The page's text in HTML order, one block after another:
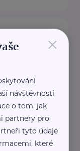
×
návštěvnosti
o tom, jak
partnery pro
tyto údaje
které